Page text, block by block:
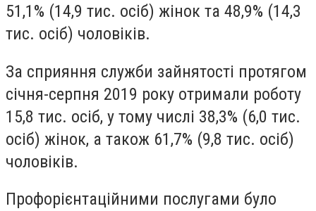
51,1% (14,9 тис. осiб) жiнок та 48,9% (14,3
тис. осiб) чоловiкiв.
За сприяння служби зайнятостi протягом
сiчня-серпня 2019 року отримали роботу
15,8 тис. осiб, у тому числi 38,3% (6,0 тис.
осiб) жiнок, а також 61,7% (9,8 тис. осiб)
чоловiкiв.
Профорiєнтацiйними послугами було